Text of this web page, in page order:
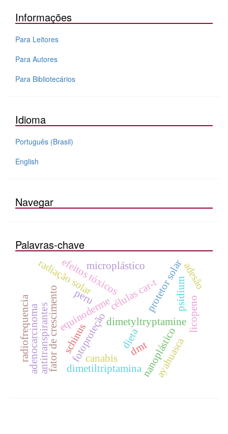
Informações
Para Leitores
Para Autores
Para Bibliotecários
Idioma
Português (Brasil)
English
Navegar
Palavras-chave
células car-t
dimetyltryptamine
equinoderme
peru
nanoplástico
dieta
fotoproteção dmt
dimetiltriptamina
efeitos tóxicos
ayahuasca
fator de crescimento protetor solar
radiação solarmicroplástico
licopeno
antitranspirantes canabis
adenocarcinoma
adesão
radiofrequencia psidium
schinus